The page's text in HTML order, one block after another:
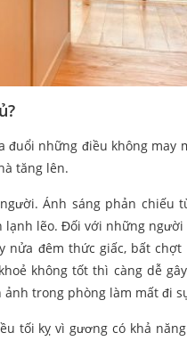
những điều không may
tăng lên.
Ánh sáng phản chiếu
lẽo. Đối với những
đêm thức giấc, bất
không tốt thì càng dễ
trong phòng làm mất đi
tối kỵ vì gương có khả